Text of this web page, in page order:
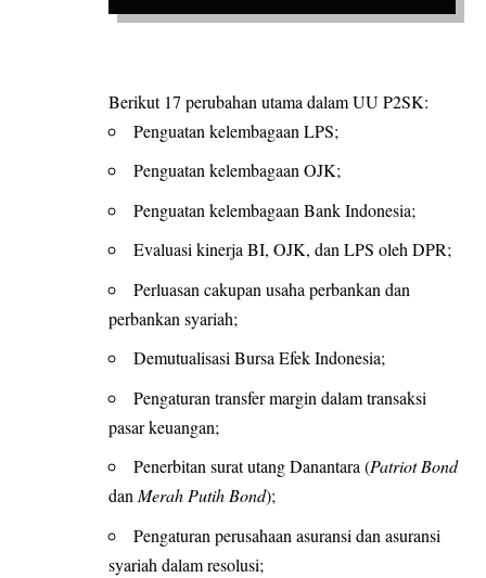
Berikut 17 perubahan utama dalamUU P2SK:
Penguatan kelembagaan LPS;
Penguatan kelembagaan OJK;
Penguatan kelembagaan Bank Indonesia;
Evaluasi kinerja BI, OJK, dan LPS oleh DPR;
Perluasan cakupan usaha perbankan dan
perbankan syariah;
Demutualisasi Bursa Efek Indonesia;
Pengaturan transfer margin dalam transaksi
pasar keuangan;
Penerbitan surat utang Danantara (Patriot Bond
danMerah Putih Bond);
Pengaturan perusahaan asuransi dan asuransi
syariah dalam resolusi;